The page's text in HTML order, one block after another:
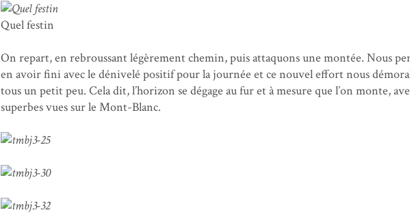
Quel festin
On repart, en rebroussant légèrement chemin, puis attaquons une montée. Nous
en avoir fini avec le dénivelé positif pour la journée et ce nouvel effort nous
tous un petit peu. Cela dit, l’horizon se dégage au fur et à mesure que l’on monte,
superbes vues sur le Mont-Blanc.